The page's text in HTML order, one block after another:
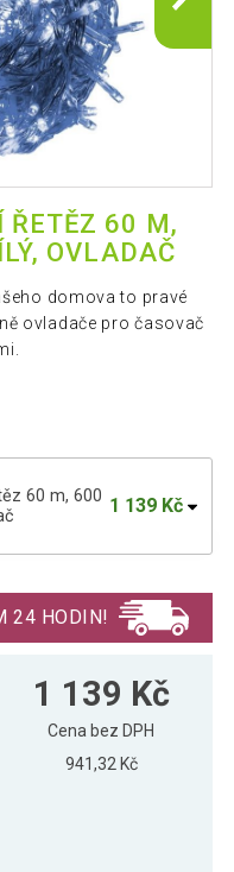
ŘETĚZ 60 M,
OVLADAČ
domova to pravé
ovladače pro časovač
60 m, 600 1 139 Kč
597 Kč
40 m, 400 LED,
24 HODIN!
1 139 Kč
Cena bez DPH
941,32 Kč